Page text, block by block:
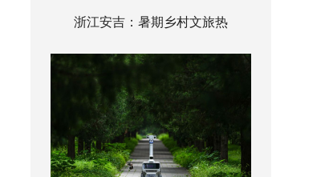
浙江安吉：暑期乡村文旅热